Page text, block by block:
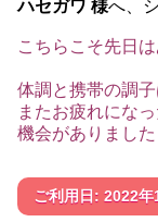
ハセガワ 様へ、
こちらこそ先日
体調と携帯の調
またお疲れにな
機会がありまし
ご利用日: 2022年